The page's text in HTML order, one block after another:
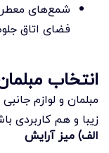
شمع‌های معطر
فضای اتاق
انتخاب
مبلمان و لوازم
زیبا و هم کاربردی
الف) میز آرایش